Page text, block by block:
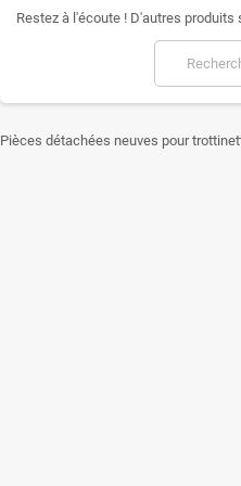
Restez à l'écoute ! D'autres
Pièces détachées neuves pour